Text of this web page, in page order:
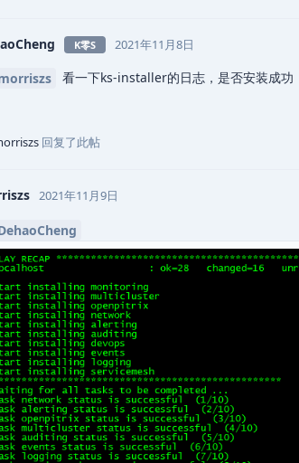
K零S 2021年11月8日
看一下ks-installer的日志，是否安装成功
回复了此帖
2021年11月9日